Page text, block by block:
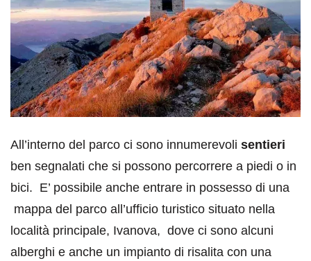
All’interno del parco ci sono innumerevoli sentieri
ben segnalati che si possono percorrere a piedi o in
bici. E’ possibile anche entrare in possesso di una
mappa del parco all’ufficio turistico situato nella
località principale, Ivanova, dove ci sono alcuni
alberghi e anche un impianto di risalita con una